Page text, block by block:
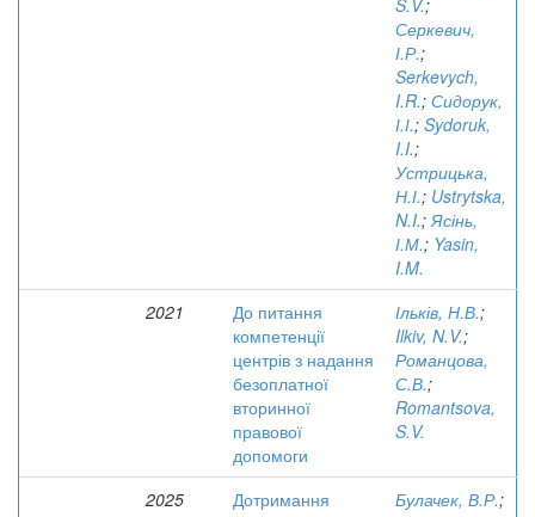
S.V.;
Серкевич,
І.Р.;
Serkevych,
I.R.; Сидорук,
І.І.; Sydoruk,
I.I.;
Устрицька,
Н.І.; Ustrytska,
N.I.;Ясінь,
І.М.; Yasin,
I.M.
2021
До питання
компетенції
центрів з надання
безоплатної
вторинної
правової
допомоги
Ільків, Н.В.;
Ilkiv, N.V.;
Романцова,
С.В.;
Romantsova,
S.V.
2025
Дотримання
Булачек, В.Р.;